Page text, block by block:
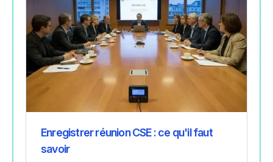
Enregistrer réunion CSE : ce qu'il faut
savoir